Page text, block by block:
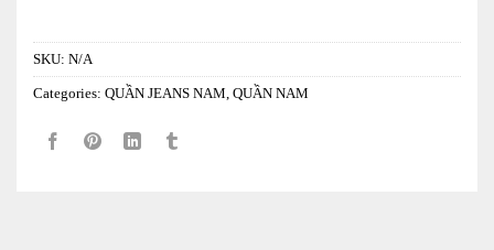
SKU: N/A
Categories: QUẦN JEANS NAM QUẦN NAM